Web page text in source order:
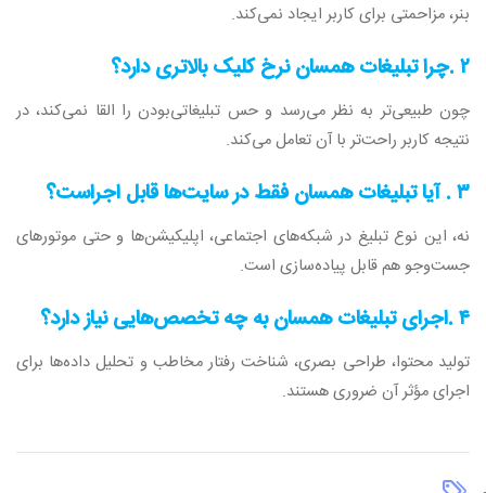
بنر، مزاحمتی برای کاربر ایجاد نمی‌کند.
۲ .چرا تبلیغات همسان نرخ کلیک بالاتری دارد؟
چون طبیعی‌تر به نظر می‌رسد و حس تبلیغاتی‌بودن را القا نمی‌کند، در
نتیجه کاربر راحت‌تر با آن تعامل می‌کند.
۳ .آیا تبلیغات همسان فقط در سایت‌ها قابل اجراست؟
نه، این نوع تبلیغ در شبکه‌های اجتماعی، اپلیکیشن‌ها و حتی موتورهای
جست‌وجو هم قابل پیاده‌سازی است.
۴ .اجرای تبلیغات همسان به چه تخصص‌هایی نیاز دارد؟
تولید محتوا، طراحی بصری، شناخت رفتار مخاطب و تحلیل داده‌ها برای
اجرای مؤثر آن ضروری هستند.